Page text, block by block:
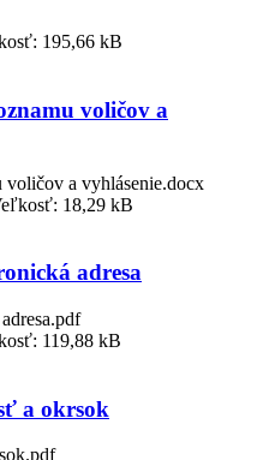
195,66 kB
voličov a
voličov a vyhlásenie.docx
18,29 kB
adresa
119,88 kB
a okrsok